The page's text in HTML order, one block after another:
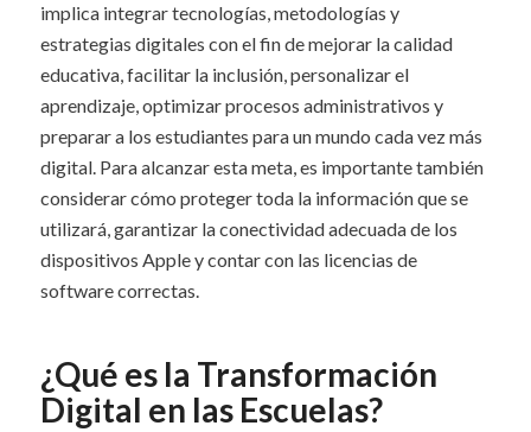
implica integrar tecnologías, metodologías y
estrategias digitales con el fin de mejorar la calidad
educativa, facilitar la inclusión, personalizar el
aprendizaje, optimizar procesos administrativos y
preparar a los estudiantes para un mundo cada vez más
digital. Para alcanzar esta meta, es importante también
considerar cómo proteger toda la información que se
utilizará, garantizar la conectividad adecuada de los
dispositivos Apple y contar con las licencias de
software correctas.
¿Qué es la Transformación
Digital en las Escuelas?